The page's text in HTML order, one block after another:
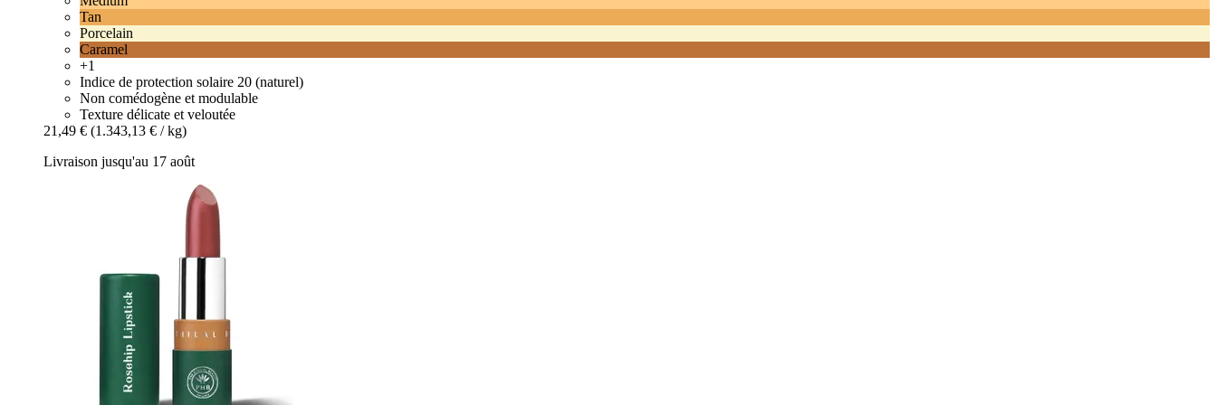
Tan
Porcelain
Caramel
+1
Indice de protection solaire 20 (naturel)
Non comédogène et modulable
Texture délicate et veloutée
21,49 € (1.343,13 € / kg)
Livraison jusqu'au 17 août